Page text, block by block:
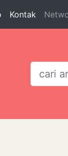
Kontak